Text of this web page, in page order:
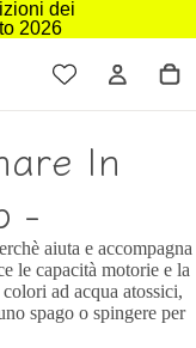
dei
2026
In
-
aiuta e accompagna
le capacità motorie e la
ad acqua atossici,
spago o spingere per